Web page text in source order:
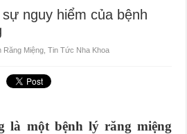
tình trạng trẻ bị vỡ răng hiệu quả
trị sưng nướu răng trong cùng hàm dưới
đầu và kéo dài bao lâu?
Khi nào là quyết định hợp lý?
hiệu của sự thiếu hụt chất dinh dưỡng
nguy hiểm của bệnh
Răng Miệng ,Tin Tức Nha Khoa
là một bệnh lý răng miệng